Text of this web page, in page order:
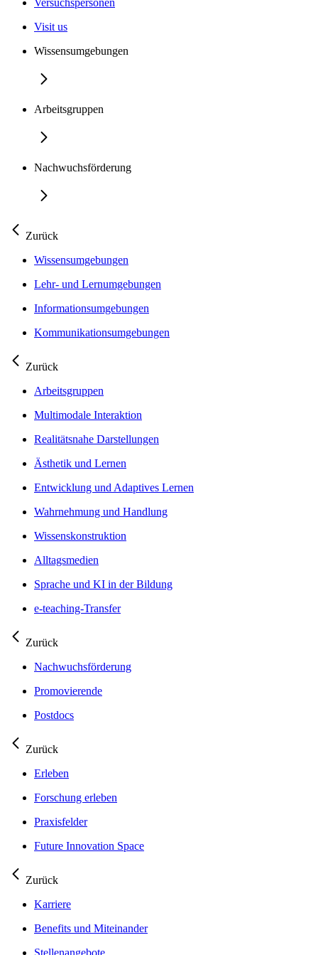
Visit us
Wissensumgebungen
Arbeitsgruppen
Nachwuchsförderung
Zurück
Wissensumgebungen
Lehr- und Lernumgebungen
Informationsumgebungen
Kommunikationsumgebungen
Zurück
Arbeitsgruppen
Multimodale Interaktion
Realitätsnahe Darstellungen
Ästhetik und Lernen
Entwicklung und Adaptives Lernen
Wahrnehmung und Handlung
Wissenskonstruktion
Alltagsmedien
Sprache und KI in der Bildung
e-teaching-Transfer
Zurück
Nachwuchsförderung
Promovierende
Postdocs
Zurück
Erleben
Forschung erleben
Praxisfelder
Future Innovation Space
Zurück
Karriere
Benefits und Miteinander
Stellenangebote